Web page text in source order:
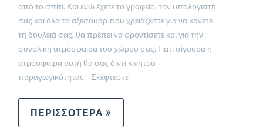
από το σπίτι. Και ενώ έχετε το γραφείο, τον υπολογιστή
σας και όλα τα αξεσουάρ που χρειάζεστε για να κάνετε
τη δουλειά σας, θα πρέπει να φροντίσετε και για την
συνολική ατμόσφαιρα του χώρου σας. Γιατί σίγουρα η
ατμόσφαιρα αυτή θα σας δίνει κίνητρο
παραγωγικότητας. Σκέφτεστε
ΠΕΡΙΣΣΟΤΕΡΑ